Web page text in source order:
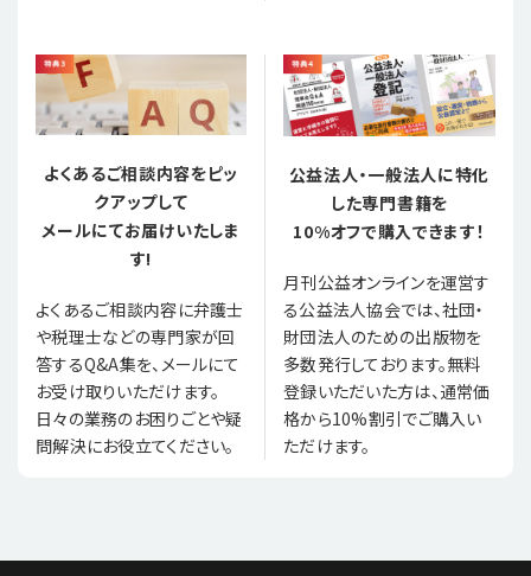
よくあるご相談内容をピッ
クアップして
メールにてお届けいたしま
す!
よくあるご相談内容に弁護士
や税理士などの専門家が回
答するQ&A集を、メールにて
お受け取りいただけます。
日々の業務のお困りごとや疑
問解決にお役立てください。
公益法人・一般法人に特化
した専門書籍を
10%オフで購入できます！
月刊公益オンラインを運営す
る公益法人協会では、社団・
財団法人のための出版物を
多数発行しております。無料
登録いただいた方は、通常価
格から10%割引でご購入い
ただけます。